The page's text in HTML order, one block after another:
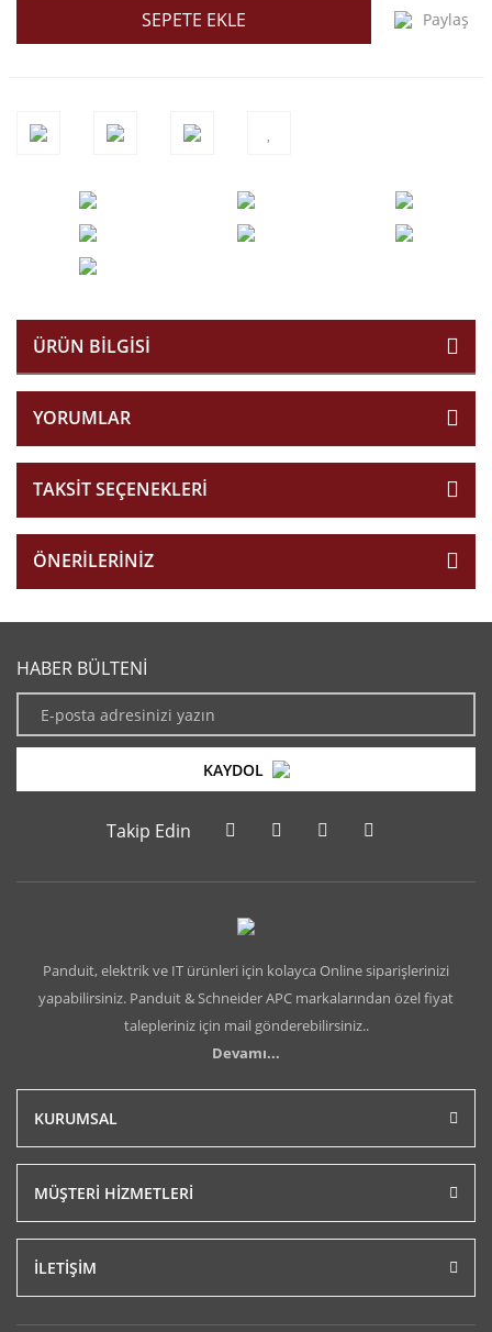
SEPETE EKLE Paylaş
ÜRÜN BILGISI
YORUMLAR
TAKSIT SEÇENEKLERI
ÖNERILERINIZ
HABER BÜLTENİ
KAYDOL
Takip Edin
Panduit, elektrik ve IT ürünleri için kolayca Online siparişlerinizi
yapabilirsiniz. Panduit & Schneider APC markalarından özel fiyat
talepleriniz için mail gönderebilirsiniz..
Devamı...
KURUMSAL
MÜŞTERİ HİZMETLERİ
İLETİŞİM